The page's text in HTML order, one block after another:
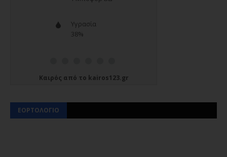
Καιρός από το kairos123.gr
ΕΟΡΤΟΛΟΓΙΟ